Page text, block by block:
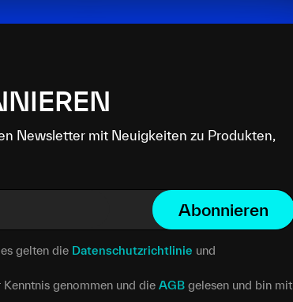
Newsletter mit Neuigkeiten zu Produkten,
Abonnieren
gelten die Datenschutzrichtlinie und
Kenntnis genommen und die AGB gelesen und bin mit